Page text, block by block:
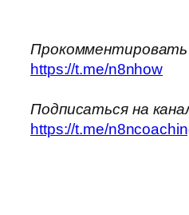
Прокомментировать
https://t.me/n8nhow
Подписаться на
https://t.me/